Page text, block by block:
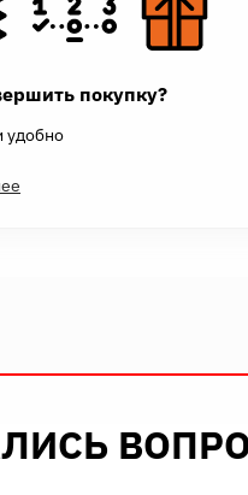
покупку?
удобно